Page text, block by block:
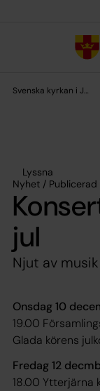
Svenska kyrkan i Järna och Vårdinge
Lyssna
Nyhet /
jul
Njut av
Onsdag 10
19.00
Glada körens
Fredag 12
18.00 Ytterjärna